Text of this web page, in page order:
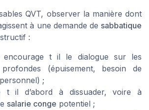
QVT, observer la manière dont
à une demande de sabbatique
:
encourage t il le dialogue sur les
profondes (épuisement, besoin de
;
t il d’abord à dissuader, voire à
salarie conge potentiel ;